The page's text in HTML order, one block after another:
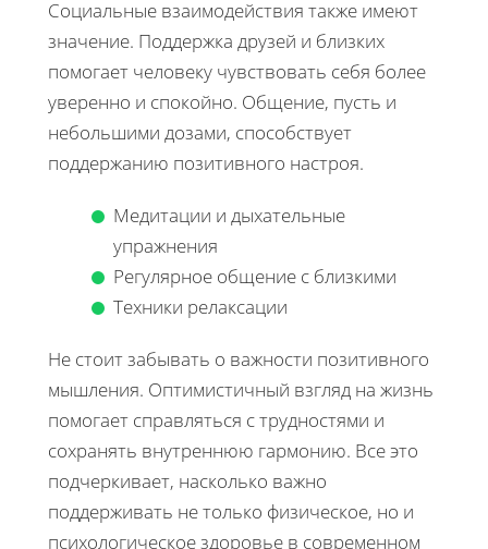
Социальные взаимодействия также имеют
значение. Поддержка друзей и близких
помогает человеку чувствовать себя более
уверенно и спокойно. Общение, пусть и
небольшими дозами, способствует
поддержанию позитивного настроя.
Медитации и дыхательные
упражнения
Регулярное общение с близкими
Техники релаксации
Не стоит забывать о важности позитивного
мышления. Оптимистичный взгляд на жизнь
помогает справляться с трудностями и
сохранять внутреннюю гармонию. Все это
подчеркивает, насколько важно
поддерживать не только физическое, но и
психологическое здоровье в современном